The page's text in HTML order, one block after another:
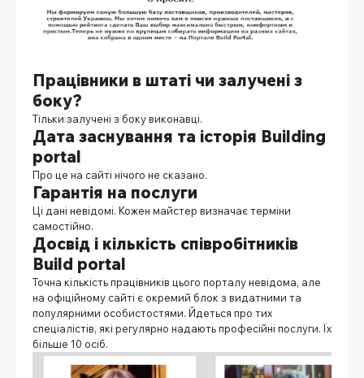
Працівники в штаті чи залучені з
боку?
Тільки залучені з боку виконавці.
Дата заснування та історія Вuilding
portal
Про це на сайті нічого не сказано.
Гарантія на послуги
Ці дані невідомі. Кожен майстер визначає терміни
самостійно.
Досвід і кількість співробітників
Вuild portal
Точна кількість працівників цього порталу невідома, але
на офіційному сайті є окремий блок з видатними та
популярними особистостями. Йдеться про тих
спеціалістів, які регулярно надають професійні послуги. Їх
більше 10 осіб.